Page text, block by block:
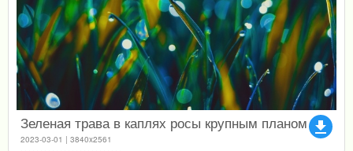
file_download
Зеленая трава в каплях росы крупным планом
2023-03-01 | 3840x2561